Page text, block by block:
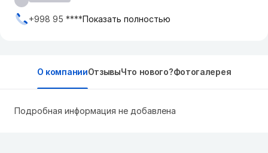
+998 95 ****Показать полностью
О компанииОтзывыЧто нового?Фотогалерея
Подробная информация не добавлена